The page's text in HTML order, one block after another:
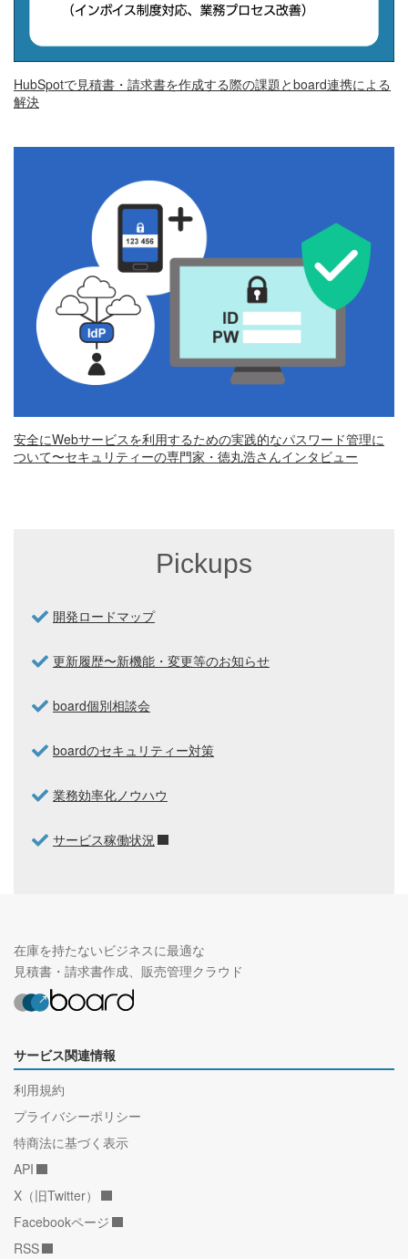
HubSpotで見積書・請求書を作成する際の課題とboard連携による
解決
安全にWebサービスを利用するための実践的なパスワード管理に
ついて〜セキュリティーの専門家・徳丸浩さんインタビュー
Pickups
開発ロードマップ
更新履歴〜新機能・変更等のお知らせ
board個別相談会
boardのセキュリティー対策
業務効率化ノウハウ
サービス稼働状況
在庫を持たないビジネスに最適な
見積書・請求書作成、販売管理クラウド
サービス関連情報
利用規約
プライバシーポリシー
特商法に基づく表示
API
X（旧Twitter）
Facebookページ
RSS